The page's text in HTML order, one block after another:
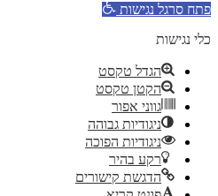
פתח סרגל נגישות
כלי נגישות
הגדל טקסט
הקטן טקסט
גווני אפור
ניגודיות גבוהה
ניגודיות הפוכה
רקע בהיר
הדגשת קישורים